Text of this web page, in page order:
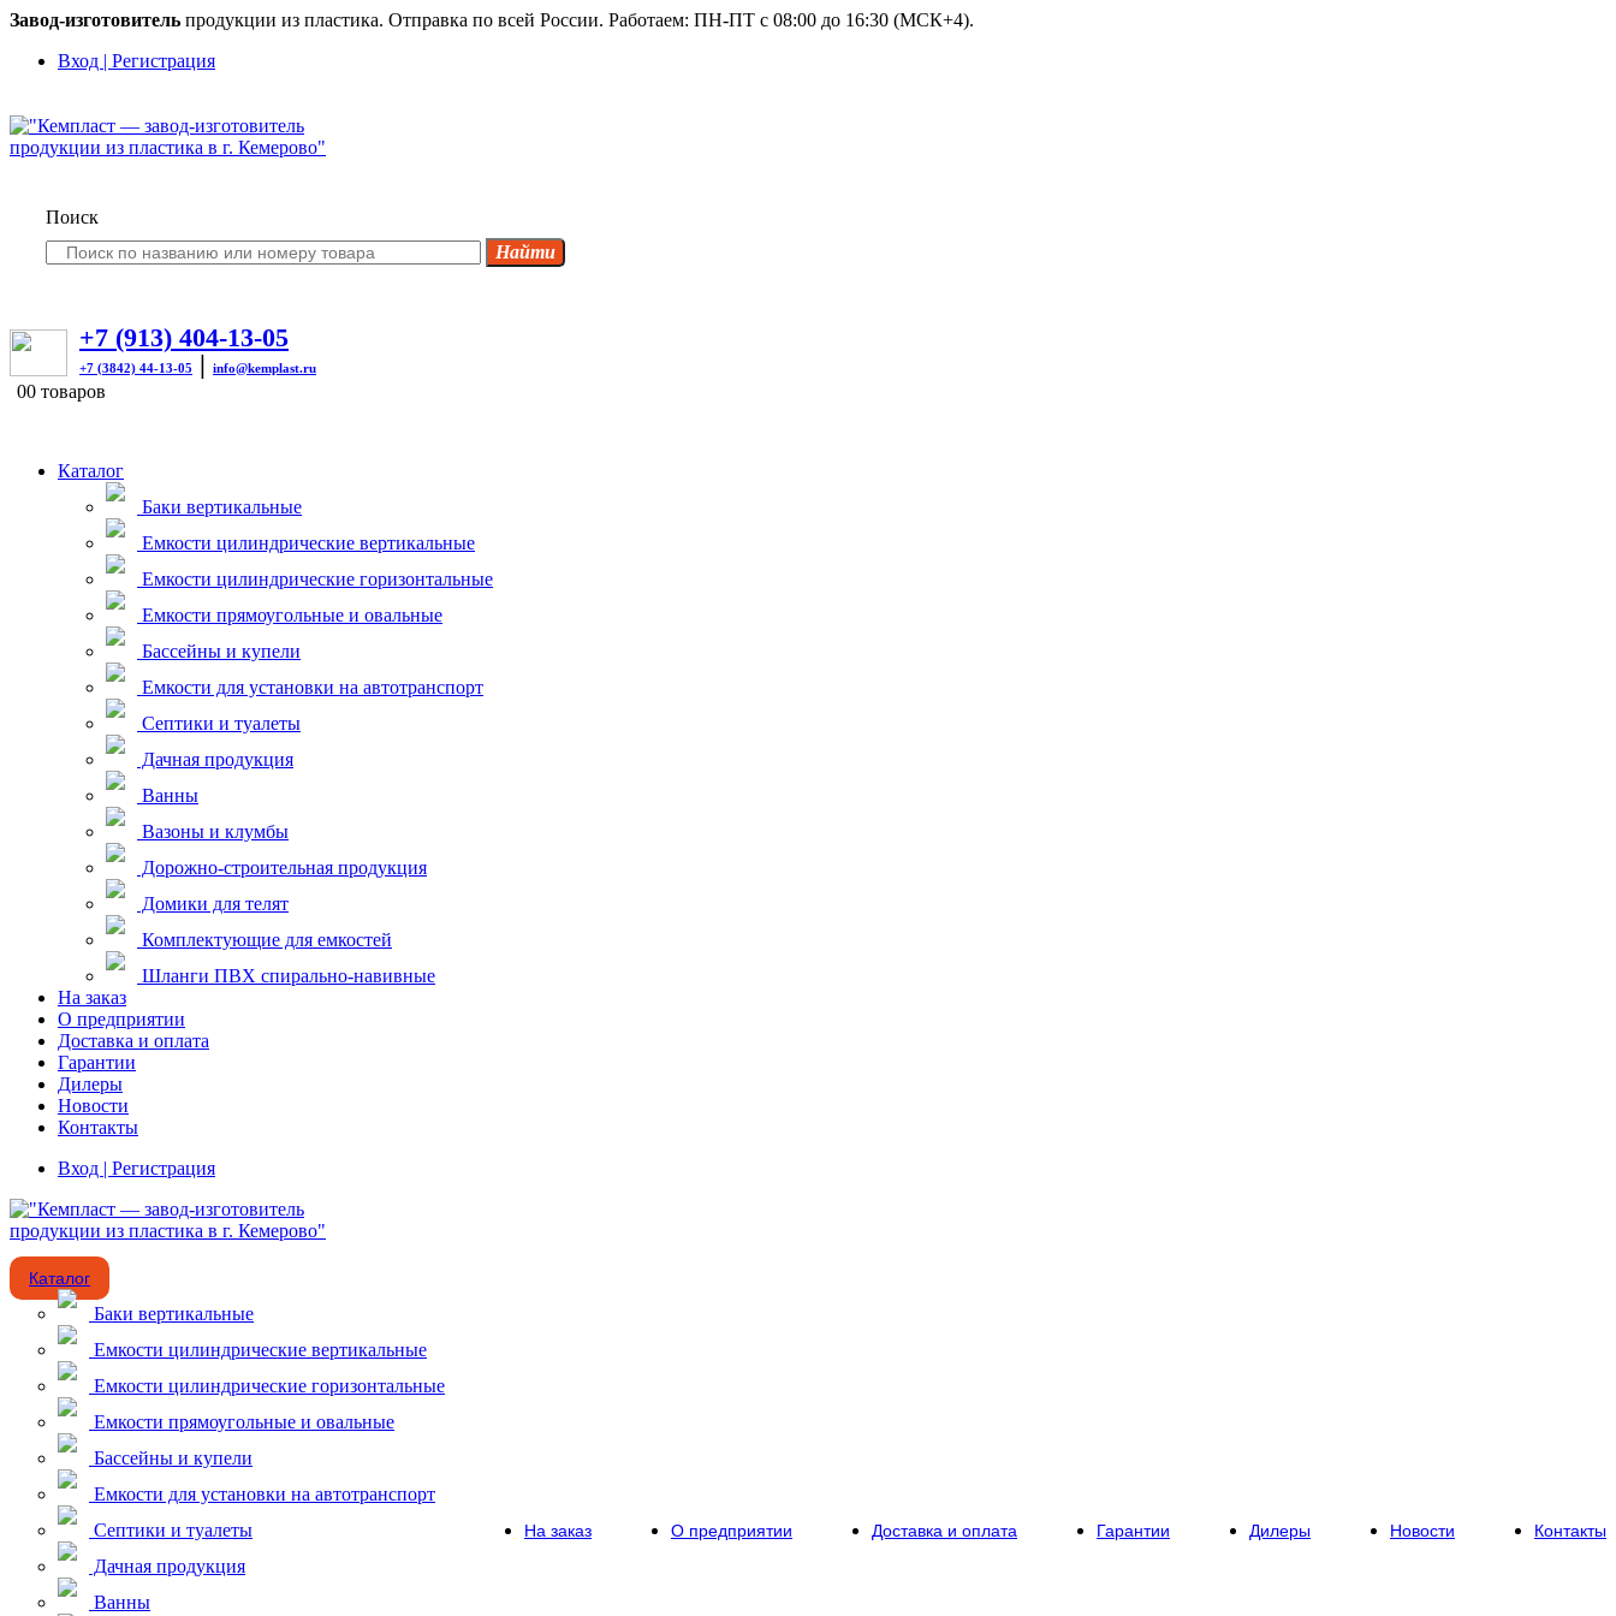
Завод-изготовитель продукции из пластика. Отправка по всей России. Работаем: ПН-ПТ с 08:00 до 16:30 (МСК+4).
Вход | Регистрация
Поиск
+7 (913) 404-13-05
+7 (3842) 44-13-05 | info@kemplast.ru
00 товаров
Каталог
Баки вертикальные
Емкости цилиндрические вертикальные
Емкости цилиндрические горизонтальные
Емкости прямоугольные и овальные
Бассейны и купели
Емкости для установки на автотранспорт
Септики и туалеты
Дачная продукция
Ванны
Вазоны и клумбы
Дорожно-строительная продукция
Домики для телят
Комплектующие для емкостей
Шланги ПВХ спирально-навивные
На заказ
О предприятии
Доставка и оплата
Гарантии
Дилеры
Новости
Контакты
Вход | Регистрация
Каталог
Баки вертикальные
Емкости цилиндрические вертикальные
Емкости цилиндрические горизонтальные
Емкости прямоугольные и овальные
Бассейны и купели
Емкости для установки на автотранспорт
Септики и туалеты
Дачная продукция
Ванны
На заказ О предприятии Доставка и оплата Гарантии Дилеры Новости Контакты